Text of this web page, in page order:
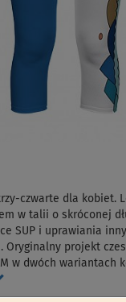
czwarte dla kobiet.
w talii o skróconej
SUP i uprawiania
Oryginalny projekt
w dwóch